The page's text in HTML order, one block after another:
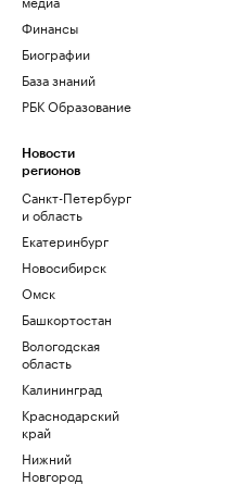
Финансы
Биографии
База знаний
РБК Образование
Новости
регионов
Санкт-Петербург
и область
Екатеринбург
Новосибирск
Омск
Башкортостан
Вологодская
область
Калининград
Краснодарский
край
Нижний
Новгород